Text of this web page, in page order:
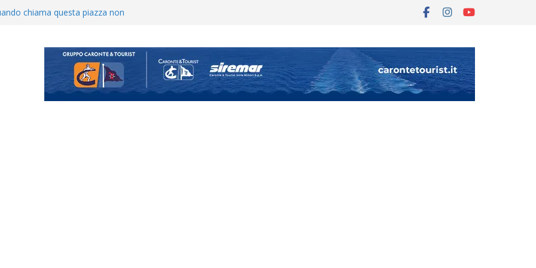
il ritiro di Cascia: intensità e
Tourè è un nuovo
il caso sul contratto del
Messina